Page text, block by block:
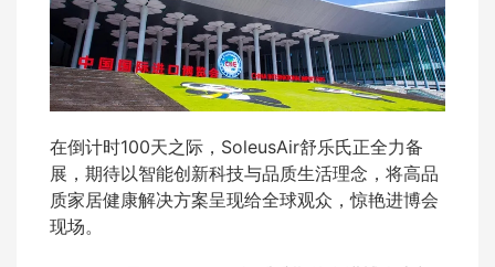
在倒计时100天之际，SoleusAir舒乐氏正全力备
展，期待以智能创新科技与品质生活理念，将高品
质家居健康解决方案呈现给全球观众，惊艳进博会
现场。